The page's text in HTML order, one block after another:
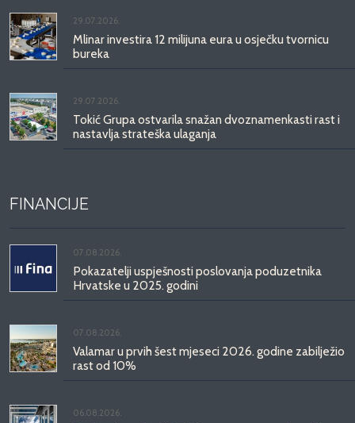
29.07.2026.
Mlinar investira 12 milijuna eura u osječku tvornicu
bureka
29.07.2026.
Tokić Grupa ostvarila snažan dvoznamenkasti rast i
nastavlja strateška ulaganja
FINANCIJE
07.08.2026.
Pokazatelji uspješnosti poslovanja poduzetnika
Hrvatske u 2025. godini
07.08.2026.
Valamar u prvih šest mjeseci 2026. godine zabilježio
rast od 10%
06.08.2026.